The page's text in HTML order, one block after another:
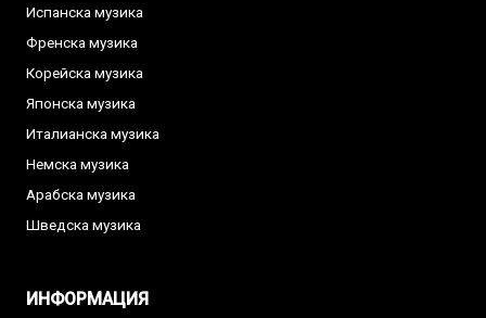
Испанска музика
Френска музика
Корейска музика
Японска музика
Италианска музика
Немска музика
Арабска музика
Шведска музика
ИНФОРМАЦИЯ